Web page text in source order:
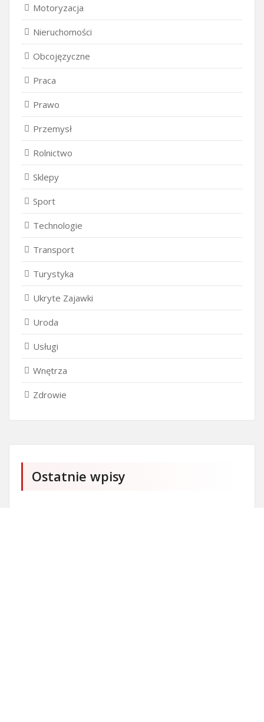
Motoryzacja
Nieruchomości
Obcojęzyczne
Praca
Prawo
Przemysł
Rolnictwo
Sklepy
Sport
Technologie
Transport
Turystyka
Ukryte Zajawki
Uroda
Usługi
Wnętrza
Zdrowie
Ostatnie wpisy